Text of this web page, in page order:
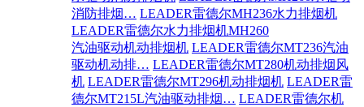
消防排烟… LEADER雷德尔MH236水力排烟机
LEADER雷德尔水力排烟机MH260
汽油驱动机动排烟机 LEADER雷德尔MT236汽油
驱动机动排… LEADER雷德尔MT280机动排烟风
机 LEADER雷德尔MT296机动排烟机 LEADER雷
德尔MT215L汽油驱动排烟… LEADER雷德尔机